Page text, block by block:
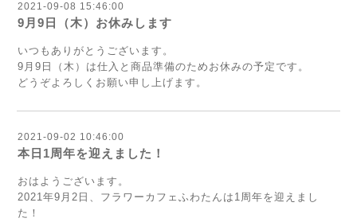
2021-09-08 15:46:00
9月9日（木）お休みします
いつもありがとうございます。
9月9日（木）は仕入と商品準備のためお休みの予定です。
どうぞよろしくお願い申し上げます。
2021-09-02 10:46:00
本日1周年を迎えました！
おはようございます。
2021年9月2日、フラワーカフェふわたんは1周年を迎えまし
た！